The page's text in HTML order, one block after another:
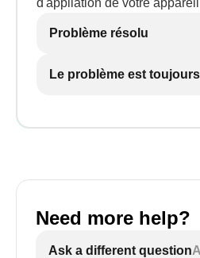
d'appliation de votre
Problème résolu
Le problème est
Need more help?
Ask a different question